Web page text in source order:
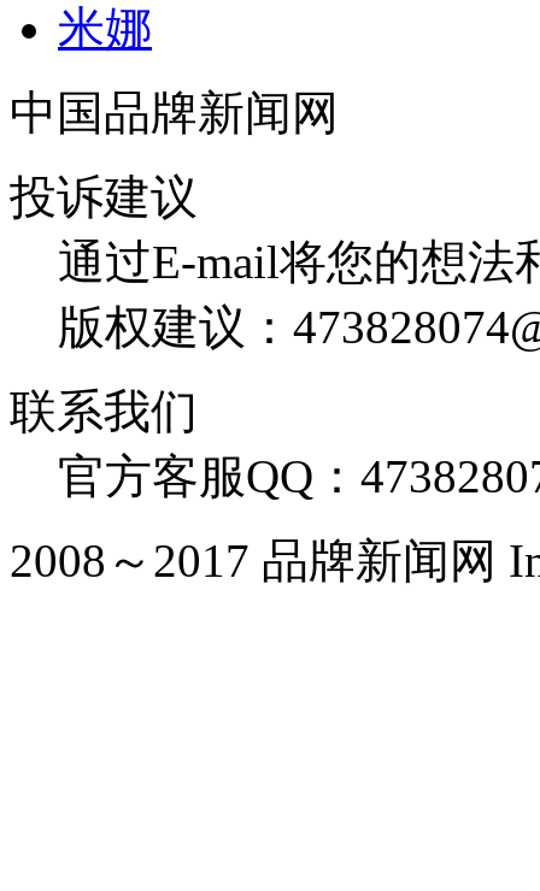
米娜
中国品牌新闻网
投诉建议
通过E-mail将您的想法
版权建议：
联系我们
官方客服QQ：
2008～2017 品牌新闻网